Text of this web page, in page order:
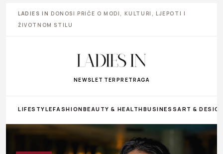
LADIES IN DONOSI PRIČE O MODI, KULTURI, LJEPOTI I
ŽIVOTNOM STILU
NEWSLETTER PRETRAGA
LIFESTYLEFASHIONBEAUTY & HEALTHBUSINESS ART &